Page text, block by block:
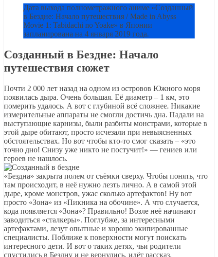
Дата выхода полнометражного аниме «Созданный
в Бездне: Начало путешествия / Made in Abyss
Movie 1: Tabidachi no Yoake» в Японии
запланирована на 4 января 2019 года.
Созданный в Бездне: Начало
путешествия сюжет
Почти 2 000 лет назад на одном из островов Южного моря
появилась дыра. Очень большая. Её диаметр – 1 км, это
померить удалось. А вот с глубиной всё сложнее. Никакие
измерительные аппараты не смогли достичь дна. Падали на
выступающие карнизы, были разбиты монстрами, которые в
этой дыре обитают, просто исчезали при невыясненных
обстоятельствах. Но вот чтобы кто-то смог сказать – «это
точно дно! Снизу уже никто не постучит!» — гениев или
героев не нашлось.
«Бездна» закрыта полем от съёмки сверху. Чтобы понять, что
там происходит, в неё нужно лезть лично. А в самой этой
дыре, кроме монстров, ужас сколько артефактов! Ну вот
просто «Зона» из «Пикника на обочине». А что случается,
кода появляется «Зона»? Правильно! Возле неё начинают
заводиться «сталкеры». Поглубже, за интересными
артефактами, лезут опытные и хорошо экипированные
специалисты. Поближе к поверхности могут поискать
интересного дети. И вот о таких детях, чьи родители
спустились в Бездну и не вернулись, идёт рассказ.